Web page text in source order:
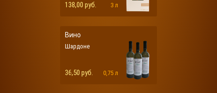
3 л
138,00 руб.
Вино
0,75 л
Шардоне
36,50 руб.